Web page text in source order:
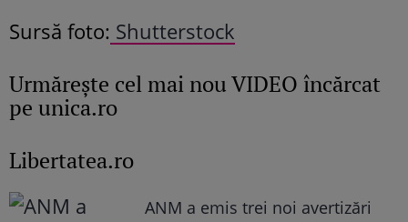
Sursă foto: Shutterstock
Urmăreşte cel mai nou VIDEO încărcat
pe unica.ro
Libertatea.ro
ANM a emis trei noi avertizări